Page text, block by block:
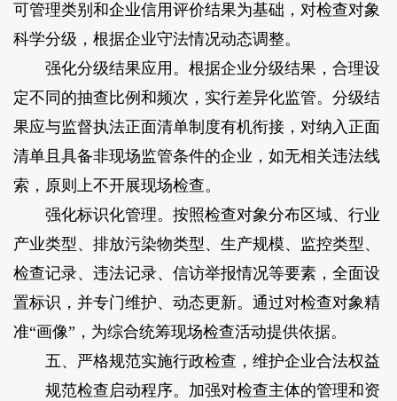
可管理类别和企业信用评价结果为基础，对检查对象
科学分级，根据企业守法情况动态调整。
强化分级结果应用。根据企业分级结果，合理设
定不同的抽查比例和频次，实行差异化监管。分级结
果应与监督执法正面清单制度有机衔接，对纳入正面
清单且具备非现场监管条件的企业，如无相关违法线
索，原则上不开展现场检查。
强化标识化管理。按照检查对象分布区域、行业
产业类型、排放污染物类型、生产规模、监控类型、
检查记录、违法记录、信访举报情况等要素，全面设
置标识，并专门维护、动态更新。通过对检查对象精
准“画像”，为综合统筹现场检查活动提供依据。
五、严格规范实施行政检查，维护企业合法权益
规范检查启动程序。加强对检查主体的管理和资